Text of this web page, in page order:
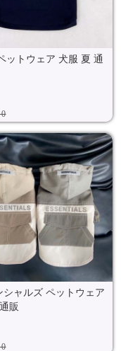
ットウェア 犬服 夏 通
0
シャルズ ペットウェア
販
0